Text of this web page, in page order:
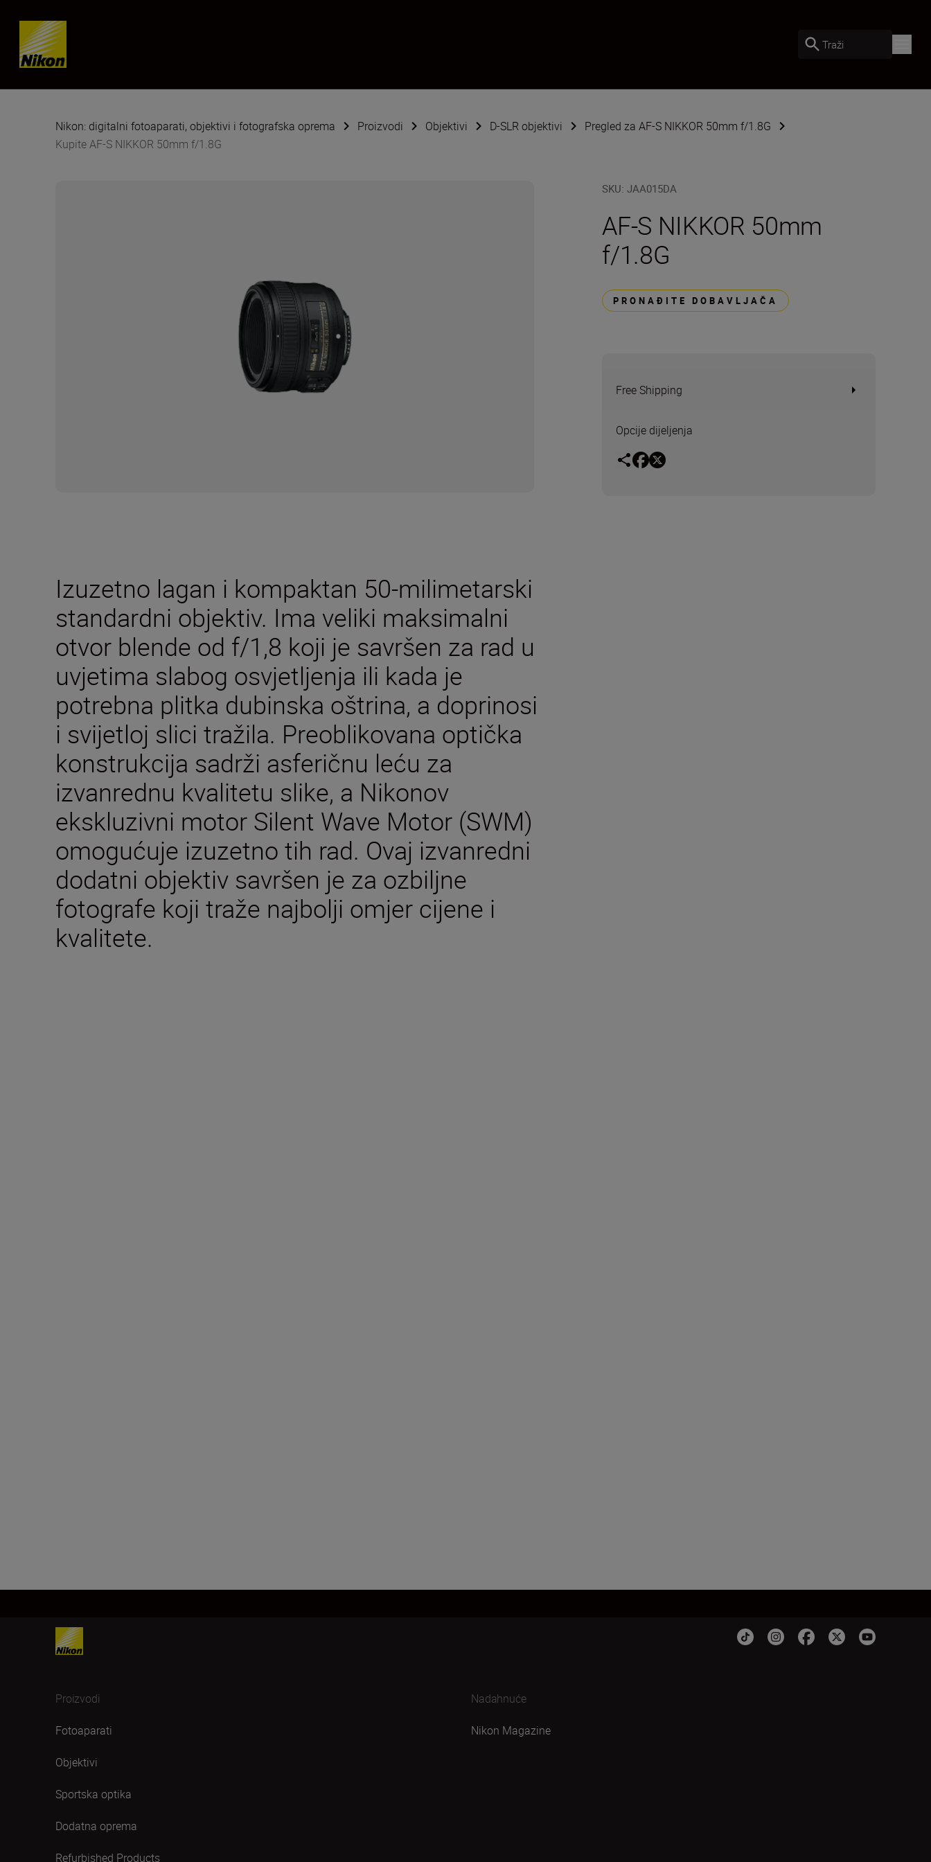
Skip content
Traži
Nikon: digitalni fotoaparati, objektivi i fotografska oprema Proizvodi Objektivi D-SLR objektivi
Pregled za AF-S NIKKOR 50mm f/1.8G
Kupite AF-S NIKKOR 50mm f/1.8G
SKU:JAA015DA
AF-S NIKKOR 50mm
f/1.8G
PRONAĐITE DOBAVLJAČA
Free Shipping
Opcije dijeljenja
Izuzetno lagan i kompaktan 50-milimetarski
standardni objektiv. Ima veliki maksimalni
otvor blende od f/1,8 koji je savršen za rad u
uvjetima slabog osvjetljenja ili kada je
potrebna plitka dubinska oštrina, a doprinosi
i svijetloj slici tražila. Preoblikovana optička
konstrukcija sadrži asferičnu leću za
izvanrednu kvalitetu slike, a Nikonov
ekskluzivni motor Silent Wave Motor (SWM)
omogućuje izuzetno tih rad. Ovaj izvanredni
dodatni objektiv savršen je za ozbiljne
fotografe koji traže najbolji omjer cijene i
kvalitete.
Proizvodi
Fotoaparati
Objektivi
Sportska optika
Dodatna oprema
Refurbished Products
Nadahnuće
Nikon Magazine